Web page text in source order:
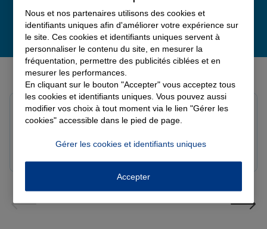
Derniers avis de nos agences Allianz
Note de 5 sur 5
Yori A.
Nous et nos partenaires utilisons des cookies et
identifiants uniques afin d'améliorer votre expérience sur
le site. Ces cookies et identifiants uniques servent à
personnaliser le contenu du site, en mesurer la
fréquentation, permettre des publicités ciblées et en
mesurer les performances.
En cliquant sur le bouton "Accepter" vous acceptez tous
les cookies et identifiants uniques. Vous pouvez aussi
modifier vos choix à tout moment via le lien "Gérer les
cookies" accessible dans le pied de page.
Gérer les cookies et identifiants uniques
Accepter